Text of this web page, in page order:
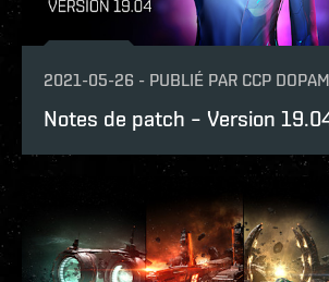
2021-05-26 - PUBLIÉ PAR CCP
Notes de patch – Version